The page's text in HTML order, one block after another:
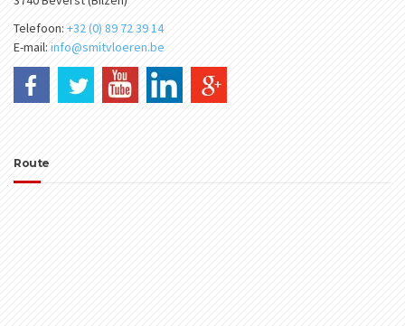
Telefoon: +32 (0) 89 72 39 14
E-mail: info@smitvloeren.be
Route